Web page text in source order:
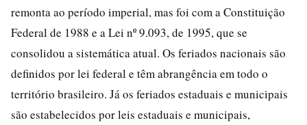
remonta ao período imperial, mas foi com a Constituição
Federal de 1988 e a Lei nº 9.093, de 1995, que se
consolidou a sistemática atual. Os feriados nacionais são
definidos por lei federal e têm abrangência em todo o
território brasileiro. Já os feriados estaduais e municipais
são estabelecidos por leis estaduais e municipais,